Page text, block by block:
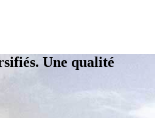
Une qualité